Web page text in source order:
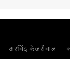
अरविंद केजरीवाल